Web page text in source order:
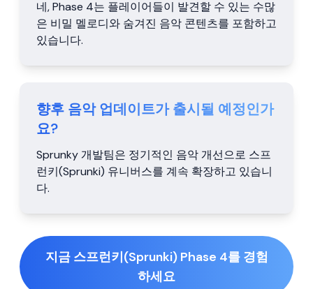
네, Phase 4는 플레이어들이 발견할 수 있는 수많
은 비밀 멜로디와 숨겨진 음악 콘텐츠를 포함하고
있습니다.
향후 음악 업데이트가 출시될 예정인가
요?
Sprunky 개발팀은 정기적인 음악 개선으로 스프
런키(Sprunki) 유니버스를 계속 확장하고 있습니
다.
지금 스프런키(Sprunki) Phase 4를 경험
하세요